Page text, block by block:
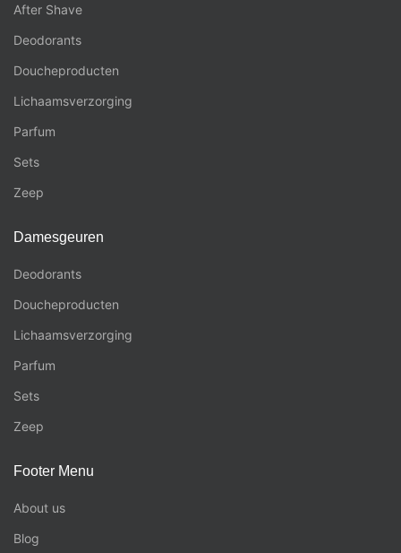
After Shave
Deodorants
Doucheproducten
Lichaamsverzorging
Parfum
Sets
Zeep
Damesgeuren
Deodorants
Doucheproducten
Lichaamsverzorging
Parfum
Sets
Zeep
Footer Menu
About us
Blog